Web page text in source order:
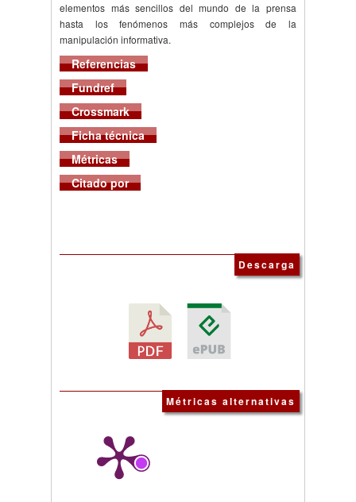
elementos más sencillos del mundo de la prensa
hasta los fenómenos más complejos de la
manipulación informativa.
Referencias
Fundref
Crossmark
Ficha técnica
Métricas
Citado por
Descarga
Métricas alternativas